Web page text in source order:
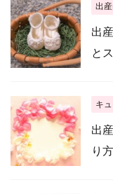
出
出
と
キ
出
り